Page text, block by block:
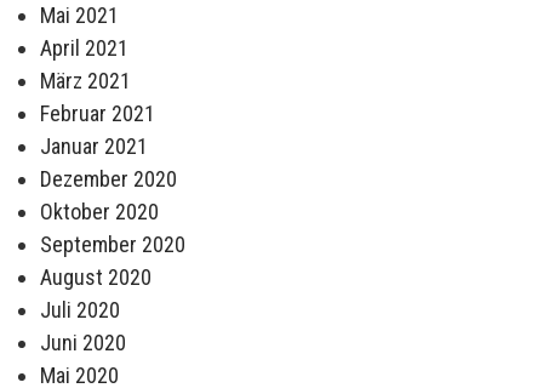
Mai 2021
April 2021
März 2021
Februar 2021
Januar 2021
Dezember 2020
Oktober 2020
September 2020
August 2020
Juli 2020
Juni 2020
Mai 2020